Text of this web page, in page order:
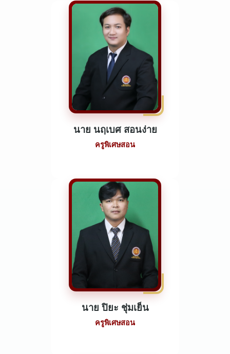
นาย นฤเบศ สอนง่าย
ครูพิเศษสอน
นาย ปิยะ ชุ่มเย็น
ครูพิเศษสอน